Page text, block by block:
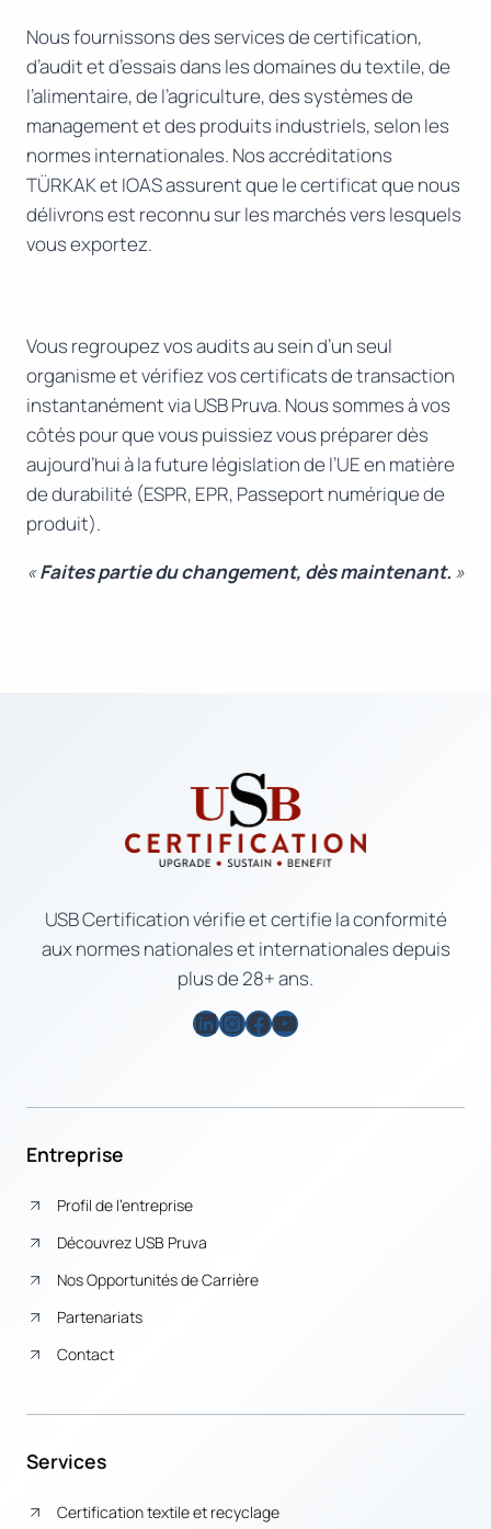
Nous fournissons des services de certification,
d’audit et d’essais dans les domaines du textile, de
l’alimentaire, de l’agriculture, des systèmes de
management et des produits industriels, selon les
normes internationales. Nos accréditations
TÜRKAK et IOAS assurent que le certificat que nous
délivrons est reconnu sur les marchés vers lesquels
vous exportez.
Vous regroupez vos audits au sein d’un seul
organisme et vérifiez vos certificats de transaction
instantanément via USB Pruva. Nous sommes à vos
côtés pour que vous puissiez vous préparer dès
aujourd’hui à la future législation de l’UE en matière
de durabilité (ESPR, EPR, Passeport numérique de
produit).
«Faites partie du changement, dès maintenant. »
USB Certification vérifie et certifie la conformité
aux normes nationales et internationales depuis
plus de 28+ ans.
LinkedIn
Instagram
Facebook
YouTube
Entreprise
Profil de l’entreprise
Découvrez USB Pruva
Nos Opportunités de Carrière
Partenariats
Contact
Services
Certification textile et recyclage